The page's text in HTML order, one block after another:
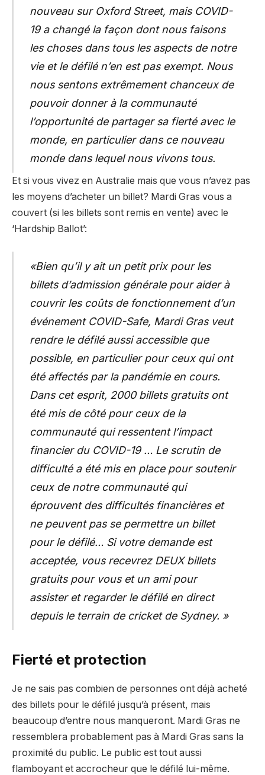
nouveau sur Oxford Street, mais COVID-
19 a changé la façon dont nous faisons
les choses dans tous les aspects de notre
vie et le défilé n’en est pas exempt. Nous
nous sentons extrêmement chanceux de
pouvoir donner à la communauté
l’opportunité de partager sa fierté avec le
monde, en particulier dans ce nouveau
monde dans lequel nous vivons tous.
Et si vous vivez en Australie mais que vous n’avez pas
les moyens d’acheter un billet? Mardi Gras vous a
couvert (si les billets sont remis en vente) avec le
‘Hardship Ballot’:
«Bien qu’il y ait un petit prix pour les
billets d’admission générale pour aider à
couvrir les coûts de fonctionnement d’un
événement COVID-Safe, Mardi Gras veut
rendre le défilé aussi accessible que
possible, en particulier pour ceux qui ont
été affectés par la pandémie en cours.
Dans cet esprit, 2000 billets gratuits ont
été mis de côté pour ceux de la
communauté qui ressentent l’impact
financier du COVID-19 … Le scrutin de
difficulté a été mis en place pour soutenir
ceux de notre communauté qui
éprouvent des difficultés financières et
ne peuvent pas se permettre un billet
pour le défilé… Si votre demande est
acceptée, vous recevrez DEUX billets
gratuits pour vous et un ami pour
assister et regarder le défilé en direct
depuis le terrain de cricket de Sydney. »
Fierté et protection
Je ne sais pas combien de personnes ont déjà acheté
des billets pour le défilé jusqu’à présent, mais
beaucoup d’entre nous manqueront. Mardi Gras ne
ressemblera probablement pas à Mardi Gras sans la
proximité du public. Le public est tout aussi
flamboyant et accrocheur que le défilé lui-même.